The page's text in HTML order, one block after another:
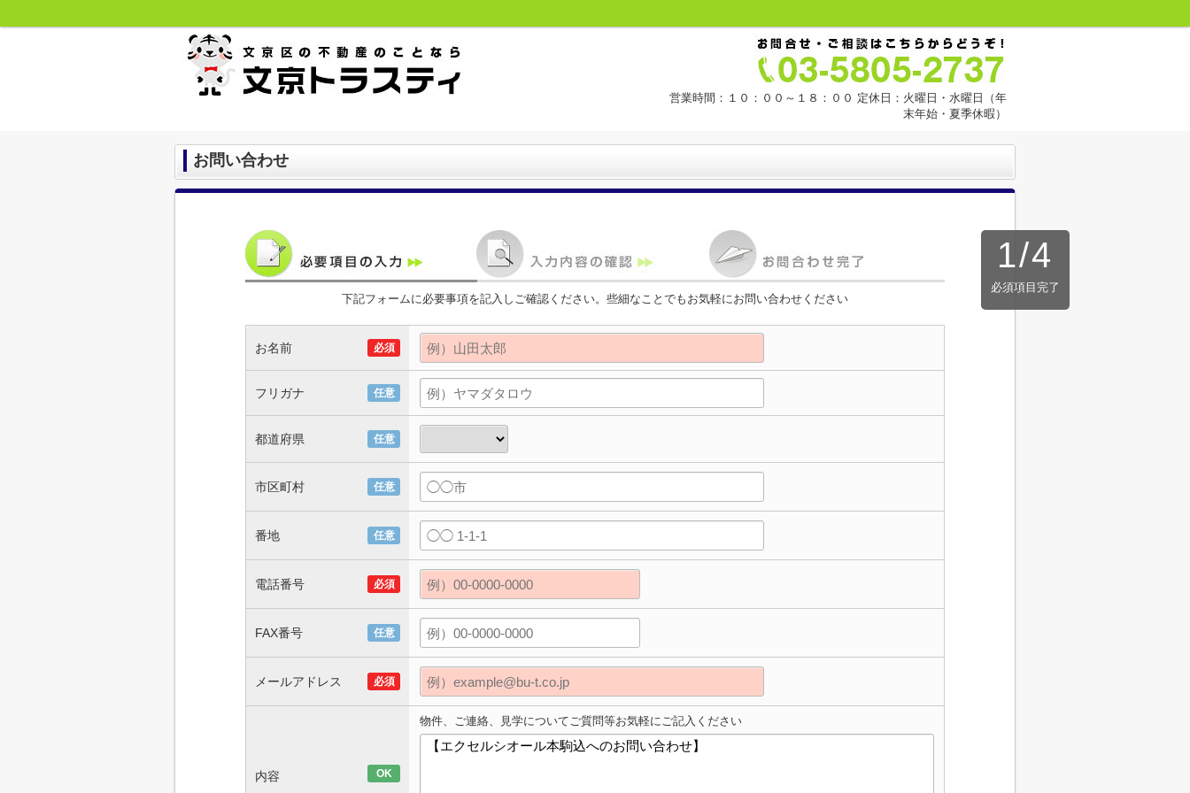
営業時間：１０：００～１８：００ 定休日：火曜日・水曜日（年
末年始・夏季休暇）
お問い合わせ
1/4
必須項目完了
下記フォームに必要事項を記入しご確認ください。些細なことでもお気軽にお問い合わせください
お名前 必須
フリガナ 任意
都道府県 任意
市区町村 任意
番地 任意
電話番号 必須
FAX番号 任意
メールアドレス 必須
内容 OK
物件、ご連絡、見学についてご質問等お気軽にご記入ください